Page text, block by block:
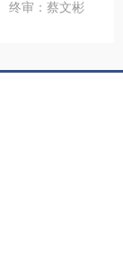
终审：蔡文彬